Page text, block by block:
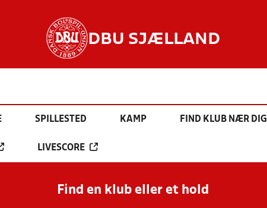
DBU SJÆLLAND
SPILLESTED KAMP FIND KLUB NÆR DIG
LIVESCORE
Find en klub eller et hold